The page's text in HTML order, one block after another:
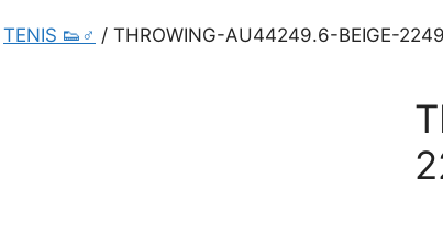
TENIS 👟♂ / THROWING-AU44249.6-BEIGE-